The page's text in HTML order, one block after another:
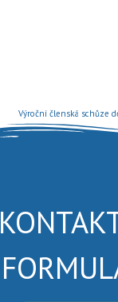
Výroční členská schůze